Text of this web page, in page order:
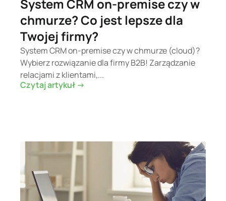
System CRM on-premise czy w
chmurze? Co jest lepsze dla
Twojej firmy?
System CRM on-premise czy w chmurze (cloud)?
Wybierz rozwiązanie dla firmy B2B! Zarządzanie
relacjami z klientami,...
Czytaj artykuł ->